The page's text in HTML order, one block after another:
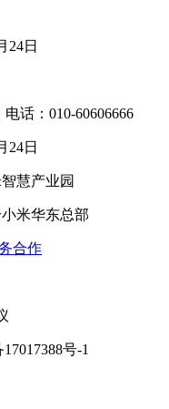
24日
话：010-60606666
24日
慧产业园
米华东总部
合作
号-1